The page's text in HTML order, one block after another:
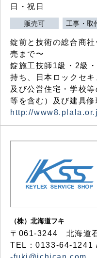
日・祝日
販売可 工事・取
錠前と技術の総合商
売まで〜
錠施工技師1級・2級
持ち、日本ロックセ
及び公営住宅・学校
等を含む）及び建具修
http://
（株）北海道フキ
〒061-3244 北海道
TEL：0133-64-1241